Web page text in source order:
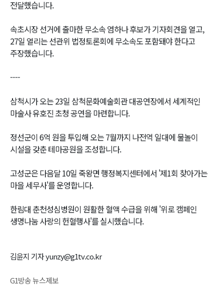
전달했습니다.
속초시장 선거에 출마한 무소속 염하나 후보가 기자회견을 열고,
27일 열리는 선관위 법정토론회에 무소속도 포함돼야 한다고
주장했습니다.
----
삼척시가 오는 23일 삼척문화예술회관 대공연장에서 세계적인
마술사 유호진 초청 공연을 마련합니다.
정선군이 6억 원을 투입해 오는 7월까지 나전역 일대에 물놀이
시설을 갖춘 테마공원을 조성합니다.
고성군은 다음달 10일 죽왕면 행정복지센터에서 '제1회 찾아가는
마을 세무사'를 운영합니다.
한림대 춘천성심병원이 원활한 혈액 수급을 위해 '위로 캠페인
생명나눔 사랑의 헌혈행사'를 실시했습니다.
김윤지 기자 yunzy@g1tv.co.kr
G1방송 뉴스제보